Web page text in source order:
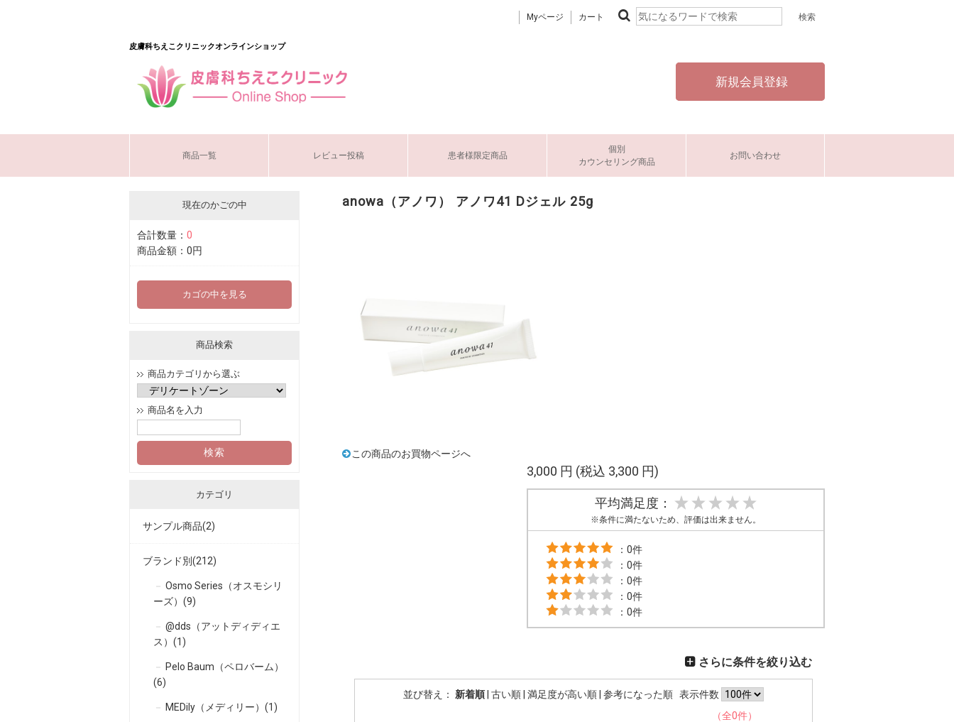
Myページ カート
皮膚科ちえこクリニックオンラインショップ
新規会員登録
商品一覧 レビュー投稿 患者様限定商品
個別
カウンセリング商品
お問い合わせ
現在のかごの中
合計数量： 0
商品金額： 0円
カゴの中を見る
商品検索
商品カテゴリから選ぶ
商品名を入力
カテゴリ
サンプル商品(2)
ブランド別(212)
Osmo Series（オスモシリ
ーズ）(9)
@dds（アットディディエ
ス）(1)
Pelo Baum（ペロバーム）
(6)
MEDily（メディリー）(1)
anowa（アノワ） アノワ41 Dジェル 25g
この商品のお買物ページへ
3,000 円 (税込 3,300 円)
平均満足度：
※条件に満たないため、評価は出来ません。
：0件
：0件
：0件
：0件
：0件
さらに条件を絞り込む
並び替え： 新着順| 古い順| 満足度が高い順| 参考になった順 表示件数
（全0件）